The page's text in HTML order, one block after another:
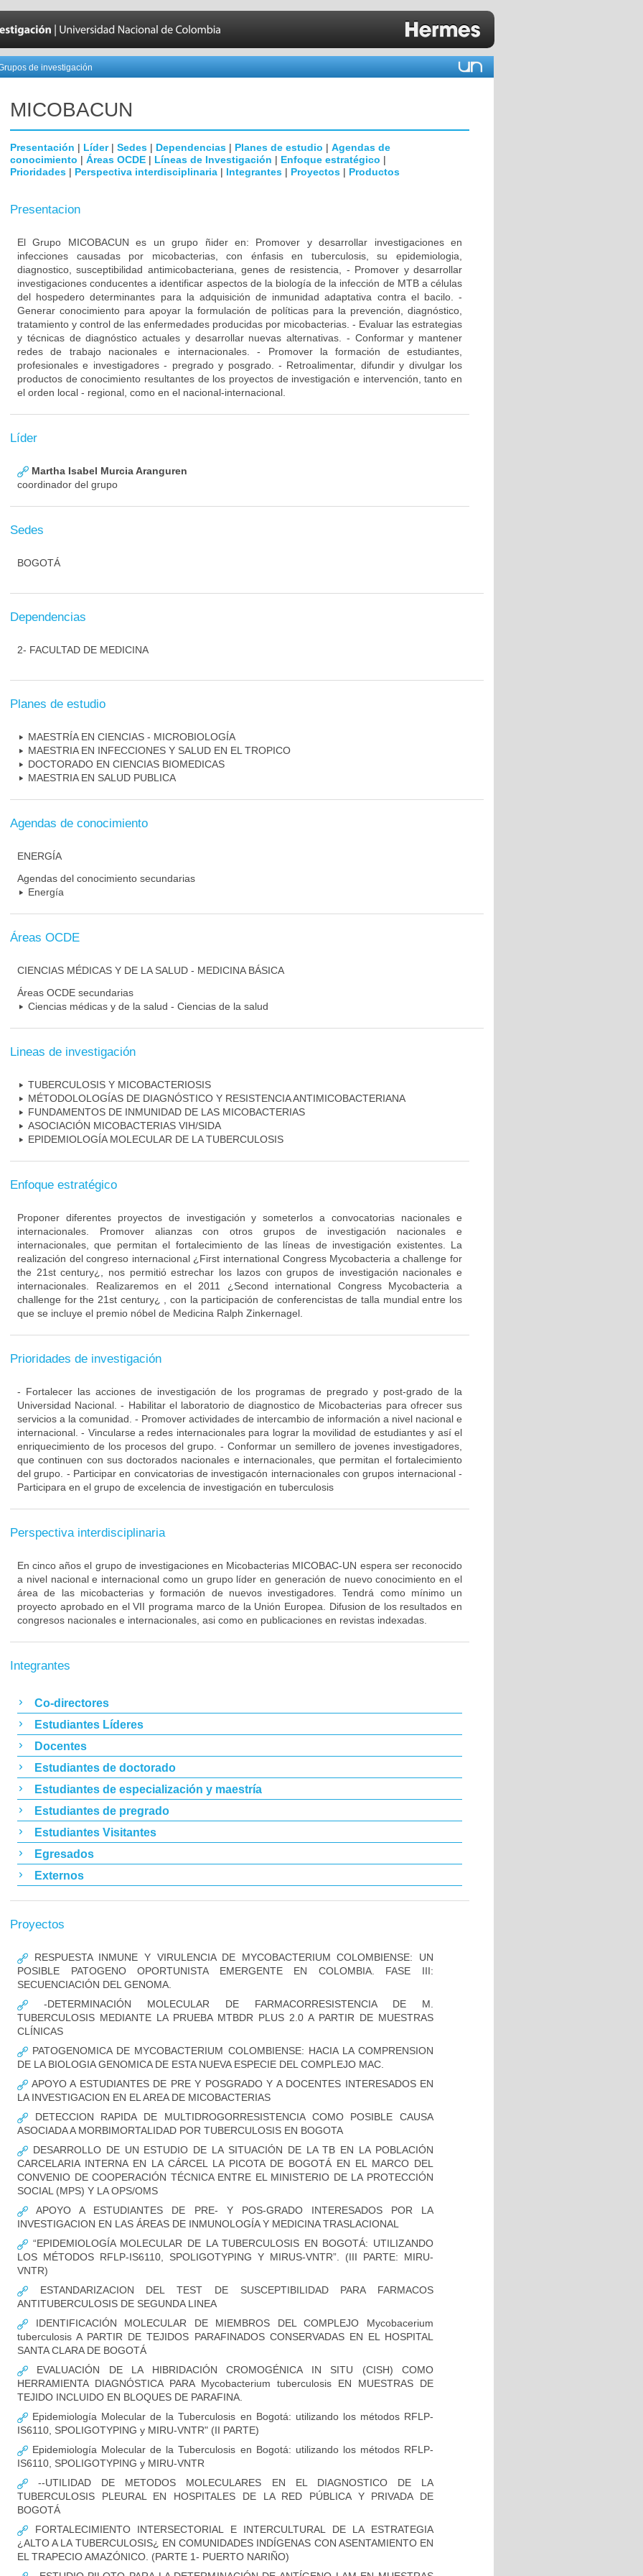
de investigación
MICOBAC­UN
Presentación | Líder| Sedes | Dependencias | Planes de estudio | Agendas de
conocimiento | Áreas OCDE | Líneas de Investigación | Enfoque estratégico |
Prioridades | Perspectiva interdisciplinaria | Integrantes | Proyectos | Productos
Presentacion
El Grupo MICOBACUN es un grupo ñider en: Promover y desarrollar investigaciones en
infecciones causadas por micobacterias, con énfasis en tuberculosis, su epidemiologia,
diagnostico, susceptibilidad antimicobacteriana, genes de resistencia, - Promover y desarrollar
investigaciones conducentes a identificar aspectos de la biología de la infección de MTB a células
del hospedero determinantes para la adquisición de inmunidad adaptativa contra el bacilo. -
Generar conocimiento para apoyar la formulación de políticas para la prevención, diagnóstico,
tratamiento y control de las enfermedades producidas por micobacterias. - Evaluar las estrategias
y técnicas de diagnóstico actuales y desarrollar nuevas alternativas. - Conformar y mantener
redes de trabajo nacionales e internacionales. - Promover la formación de estudiantes,
profesionales e investigadores - pregrado y posgrado. - Retroalimentar, difundir y divulgar los
productos de conocimiento resultantes de los proyectos de investigación e intervención, tanto en
el orden local - regional, como en el nacional-internacional.
Líder
Martha Isabel Murcia Aranguren
coordinador del grupo
Sedes
BOGOTÁ
Dependencias
2- FACULTAD DE MEDICINA
Planes de estudio
MAESTRÍA EN CIENCIAS - MICROBIOLOGÍA
MAESTRIA EN INFECCIONES Y SALUD EN EL TROPICO
DOCTORADO EN CIENCIAS BIOMEDICAS
MAESTRIA EN SALUD PUBLICA
Agendas de conocimiento
ENERGÍA
Agendas del conocimiento secundarias
Energía
Áreas OCDE
CIENCIAS MÉDICAS Y DE LA SALUD - MEDICINA BÁSICA
Áreas OCDE secundarias
Ciencias médicas y de la salud - Ciencias de la salud
Lineas de investigación
TUBERCULOSIS Y MICOBACTERIOSIS
MÉTODOLOLOGÍAS DE DIAGNÓSTICO Y RESISTENCIA ANTIMICOBACTERIANA
FUNDAMENTOS DE INMUNIDAD DE LAS MICOBACTERIAS
ASOCIACIÓN MICOBACTERIAS VIH/SIDA
EPIDEMIOLOGÍA MOLECULAR DE LA TUBERCULOSIS
Enfoque estratégico
Proponer diferentes proyectos de investigación y someterlos a convocatorias nacionales e
internacionales. Promover alianzas con otros grupos de investigación nacionales e
internacionales, que permitan el fortalecimiento de las líneas de investigación existentes. La
realización del congreso internacional ¿First international Congress Mycobacteria a challenge for
the 21st century¿, nos permitió estrechar los lazos con grupos de investigación nacionales e
internacionales. Realizaremos en el 2011 ¿Second international Congress Mycobacteria a
challenge for the 21st century¿ , con la participación de conferencistas de talla mundial entre los
que se incluye el premio nóbel de Medicina Ralph Zinkernagel.
Prioridades de investigación
- Fortalecer las acciones de investigación de los programas de pregrado y post-grado de la
Universidad Nacional. - Habilitar el laboratorio de diagnostico de Micobacterias para ofrecer sus
servicios a la comunidad. - Promover actividades de intercambio de información a nivel nacional e
internacional. - Vincularse a redes internacionales para lograr la movilidad de estudiantes y así el
enriquecimiento de los procesos del grupo. - Conformar un semillero de jovenes investigadores,
que continuen con sus doctorados nacionales e internacionales, que permitan el fortalecimiento
del grupo. - Participar en convicatorias de investigacón internacionales con grupos internacional -
Participara en el grupo de excelencia de investigación en tuberculosis
Perspectiva interdisciplinaria
En cinco años el grupo de investigaciones en Micobacterias MICOBAC-UN espera ser reconocido
a nivel nacional e internacional como un grupo líder en generación de nuevo conocimiento en el
área de las micobacterias y formación de nuevos investigadores. Tendrá como mínimo un
proyecto aprobado en el VII programa marco de la Unión Europea. Difusion de los resultados en
congresos nacionales e internacionales, asi como en publicaciones en revistas indexadas.
Integrantes
Co-directores
Estudiantes Líderes
Docentes
Estudiantes de doctorado
Estudiantes de especialización y maestría
Estudiantes de pregrado
Estudiantes Visitantes
Egresados
Externos
Proyectos
RESPUESTA INMUNE Y VIRULENCIA DE MYCOBACTERIUM COLOMBIENSE: UN
POSIBLE PATOGENO OPORTUNISTA EMERGENTE EN COLOMBIA. FASE III:
SECUENCIACIÓN DEL GENOMA.
-DETERMINACIÓN MOLECULAR DE FARMACORRESISTENCIA DE M.
TUBERCULOSIS MEDIANTE LA PRUEBA MTBDR PLUS 2.0 A PARTIR DE MUESTRAS
CLÍNICAS
PATOGENOMICA DE MYCOBACTERIUM COLOMBIENSE: HACIA LA COMPRENSION
DE LA BIOLOGIA GENOMICA DE ESTA NUEVA ESPECIE DEL COMPLEJO MAC.
APOYO A ESTUDIANTES DE PRE Y POSGRADO Y A DOCENTES INTERESADOS EN
LA INVESTIGACION EN EL AREA DE MICOBACTERIAS
DETECCION RAPIDA DE MULTIDROGORRESISTENCIA COMO POSIBLE CAUSA
ASOCIADA A MORBIMORTALIDAD POR TUBERCULOSIS EN BOGOTA
DESARROLLO DE UN ESTUDIO DE LA SITUACIÓN DE LA TB EN LA POBLACIÓN
CARCELARIA INTERNA EN LA CÁRCEL LA PICOTA DE BOGOTÁ EN EL MARCO DEL
CONVENIO DE COOPERACIÓN TÉCNICA ENTRE EL MINISTERIO DE LA PROTECCIÓN
SOCIAL (MPS) Y LA OPS/OMS
APOYO A ESTUDIANTES DE PRE- Y POS-GRADO INTERESADOS POR LA
INVESTIGACION EN LAS ÁREAS DE INMUNOLOGÍA Y MEDICINA TRASLACIONAL
“EPIDEMIOLOGÍA MOLECULAR DE LA TUBERCULOSIS EN BOGOTÁ: UTILIZANDO
LOS MÉTODOS RFLP-IS6110, SPOLIGOTYPING Y MIRUS-VNTR”. (III PARTE: MIRU-
VNTR)
ESTANDARIZACION DEL TEST DE SUSCEPTIBILIDAD PARA FARMACOS
ANTITUBERCULOSIS DE SEGUNDA LINEA
IDENTIFICACIÓN MOLECULAR DE MIEMBROS DEL COMPLEJO Mycobacerium
tuberculosis A PARTIR DE TEJIDOS PARAFINADOS CONSERVADAS EN EL HOSPITAL
SANTA CLARA DE BOGOTÁ
EVALUACIÓN DE LA HIBRIDACIÓN CROMOGÉNICA IN SITU (CISH) COMO
HERRAMIENTA DIAGNÓSTICA PARA Mycobacterium tuberculosis EN MUESTRAS DE
TEJIDO INCLUIDO EN BLOQUES DE PARAFINA.
Epidemiología Molecular de la Tuberculosis en Bogotá: utilizando los métodos RFLP-
IS6110, SPOLIGOTYPING y MIRU-VNTR" (II PARTE)
Epidemiología Molecular de la Tuberculosis en Bogotá: utilizando los métodos RFLP-
IS6110, SPOLIGOTYPING y MIRU-VNTR
--UTILIDAD DE METODOS MOLECULARES EN EL DIAGNOSTICO DE LA
TUBERCULOSIS PLEURAL EN HOSPITALES DE LA RED PÚBLICA Y PRIVADA DE
BOGOTÁ
FORTALECIMIENTO INTERSECTORIAL E INTERCULTURAL DE LA ESTRATEGIA
¿ALTO A LA TUBERCULOSIS¿ EN COMUNIDADES INDÍGENAS CON ASENTAMIENTO EN
EL TRAPECIO AMAZÓNICO. (PARTE 1- PUERTO NARIÑO)